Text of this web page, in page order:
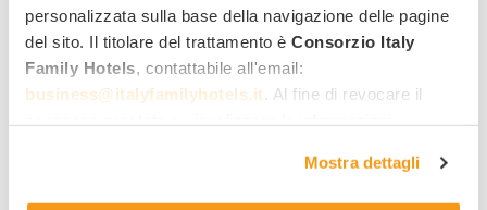
personalizzata sulla base della navigazione delle pagine
del sito. Il titolare del trattamento è Consorzio Italy
Family Hotels, contattabile all'email:
business@italyfamilyhotels.it . Al fine di revocare il
. Allo stesso link trovi la nostra informativa
estesa sui cookie.
Mostra dettagli
+7 photos